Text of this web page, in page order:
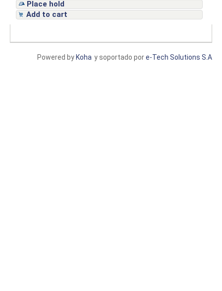
Place hold
Add to cart
y soportado pore-Tech Solutions S.A
Powered by Koha